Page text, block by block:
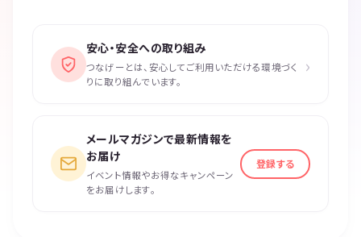
安心・安全への取り組み
つなげーとは、安心してご利用いただける環境づく
りに取り組んでいます。
›
メールマガジンで最新情報を
お届け
イベント情報やお得なキャンペーン
をお届けします。
登録する